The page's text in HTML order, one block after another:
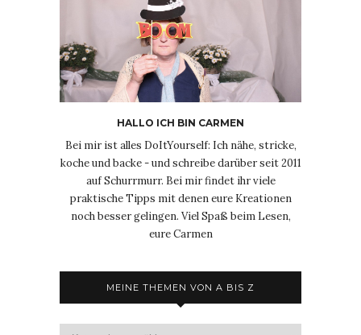
HALLO ICH BIN CARMEN
Bei mir ist alles DoItYourself: Ich nähe, stricke,
koche und backe - und schreibe darüber seit 2011
auf Schurrmurr. Bei mir findet ihr viele
praktische Tipps mit denen eure Kreationen
noch besser gelingen. Viel Spaß beim Lesen,
eure Carmen
MEINE THEMEN VON A BIS Z